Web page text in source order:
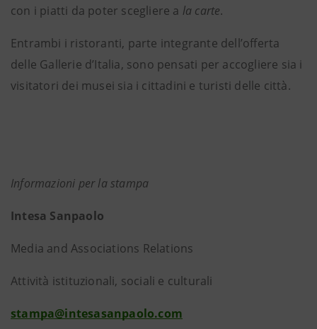
con i piatti da poter scegliere a la carte.
Entrambi i ristoranti, parte integrante dell’offerta
delle Gallerie d’Italia, sono pensati per accogliere sia i
visitatori dei musei sia i cittadini e turisti delle città.
Informazioni per la stampa
Intesa Sanpaolo
Media and Associations Relations
Attività istituzionali, sociali e culturali
stampa@intesasanpaolo.com